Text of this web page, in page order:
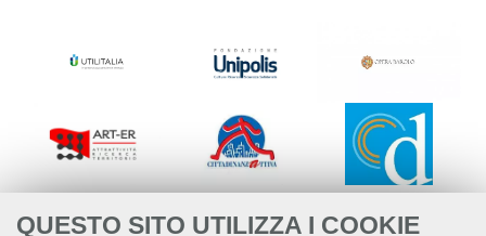
QUESTO SITO UTILIZZA I COOKIE